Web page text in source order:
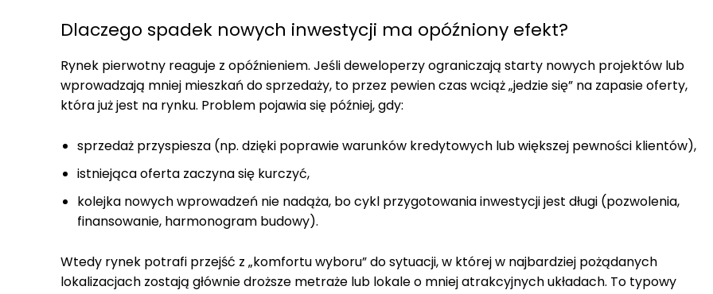
Dlaczego spadek nowych inwestycji ma opóźniony efekt?
Rynek pierwotny reaguje z opóźnieniem. Jeśli deweloperzy ograniczają starty nowych projektów lub
wprowadzają mniej mieszkań do sprzedaży, to przez pewien czas wciąż „jedzie się” na zapasie oferty,
która już jest na rynku. Problem pojawia się później, gdy:
sprzedaż przyspiesza (np. dzięki poprawie warunków kredytowych lub większej pewności klientów),
istniejąca oferta zaczyna się kurczyć,
kolejka nowych wprowadzeń nie nadąża, bo cykl przygotowania inwestycji jest długi (pozwolenia,
finansowanie, harmonogram budowy).
Wtedy rynek potrafi przejść z „komfortu wyboru” do sytuacji, w której w najbardziej pożądanych
lokalizacjach zostają głównie droższe metraże lub lokale o mniej atrakcyjnych układach. To typowy